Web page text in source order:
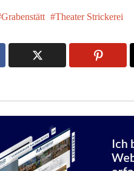
Grabenstätt Theater Strickerei